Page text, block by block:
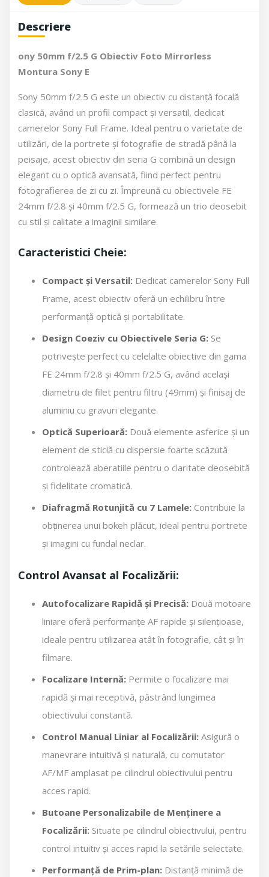
Descriere
ony 50mm f/2.5 G Obiectiv Foto Mirrorless
Montura Sony E
Sony 50mm f/2.5 G este un obiectiv cu distanță focală
clasică, având un profil compact și versatil, dedicat
camerelor Sony Full Frame. Ideal pentru o varietate de
utilizări, de la portrete și fotografie de stradă până la
peisaje, acest obiectiv din seria G combină un design
elegant cu o optică avansată, fiind perfect pentru
fotografierea de zi cu zi. Împreună cu obiectivele FE
24mm f/2.8 și 40mm f/2.5 G, formează un trio deosebit
cu stil și calitate a imaginii similare.
Caracteristici Cheie:
Compact și Versatil: Dedicat camerelor Sony Full
Frame, acest obiectiv oferă un echilibru între
performanță optică și portabilitate.
Design Coeziv cu Obiectivele Seria G: Se
potrivește perfect cu celelalte obiective din gama
FE 24mm f/2.8 și 40mm f/2.5 G, având același
diametru de filet pentru filtru (49mm) și finisaj de
aluminiu cu gravuri elegante.
Optică Superioară: Două elemente asferice și un
element de sticlă cu dispersie foarte scăzută
controlează aberatiile pentru o claritate deosebită
și fidelitate cromatică.
Diafragmă Rotunjită cu 7 Lamele: Contribuie la
obținerea unui bokeh plăcut, ideal pentru portrete
și imagini cu fundal neclar.
Control Avansat al Focalizării:
Autofocalizare Rapidă și Precisă: Două motoare
liniare oferă performanțe AF rapide și silențioase,
ideale pentru utilizarea atât în fotografie, cât și în
filmare.
Focalizare Internă: Permite o focalizare mai
rapidă și mai receptivă, păstrând lungimea
obiectivului constantă.
Control Manual Liniar al Focalizării: Asigură o
manevrare intuitivă și naturală, cu comutator
AF/MF amplasat pe cilindrul obiectivului pentru
acces rapid.
Butoane Personalizabile de Menținere a
Focalizării: Situate pe cilindrul obiectivului, pentru
control intuitiv și acces rapid la setările selectate.
Performanță de Prim-plan: Distanță minimă de